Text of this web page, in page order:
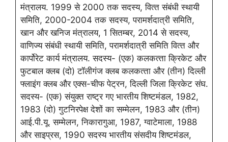
मंत्रालय. 1999 से 2000 तक सदस्‍य, वित्‍त संबंधी स्‍थायी
समिति, 2000-2004 तक सदस्‍य, परामर्शदात्री समिति,
खान और खनिज मंत्रालय, 1 सितम्‍बर, 2014 से सदस्‍य,
वाणिज्‍य संबंधी स्‍थायी समिति, परामर्शदात्री समिति वित्‍त और
कार्पोरेट कार्य मंत्रालय. सदस्‍य- (एक) कलकत्‍ता क्रिकेट और
फुटबाल क्‍लब (दो) टॉलीगंज क्‍लब कलकत्‍ता और (तीन) दिल्‍ली
फ्लाइंग क्‍लब और एक्‍स-चीफ पेट्रन, दिल्‍ली जिला क्रिकेट संघ.
सदस्‍य- (एक) संयुक्‍त राष्‍ट्र गए भारतीय शिष्‍टमंडल, 1982,
1983 (दो) गुटनिरपेक्ष देशों का सम्‍मेलन, 1983 और (तीन)
आई.पी.यू. सम्‍मेलन, निकारागुआ, 1987, ग्‍वाटेमाला, 1988
और साइप्रस, 1990 सदस्‍य भारतीय संसदीय शिष्‍टमंडल,